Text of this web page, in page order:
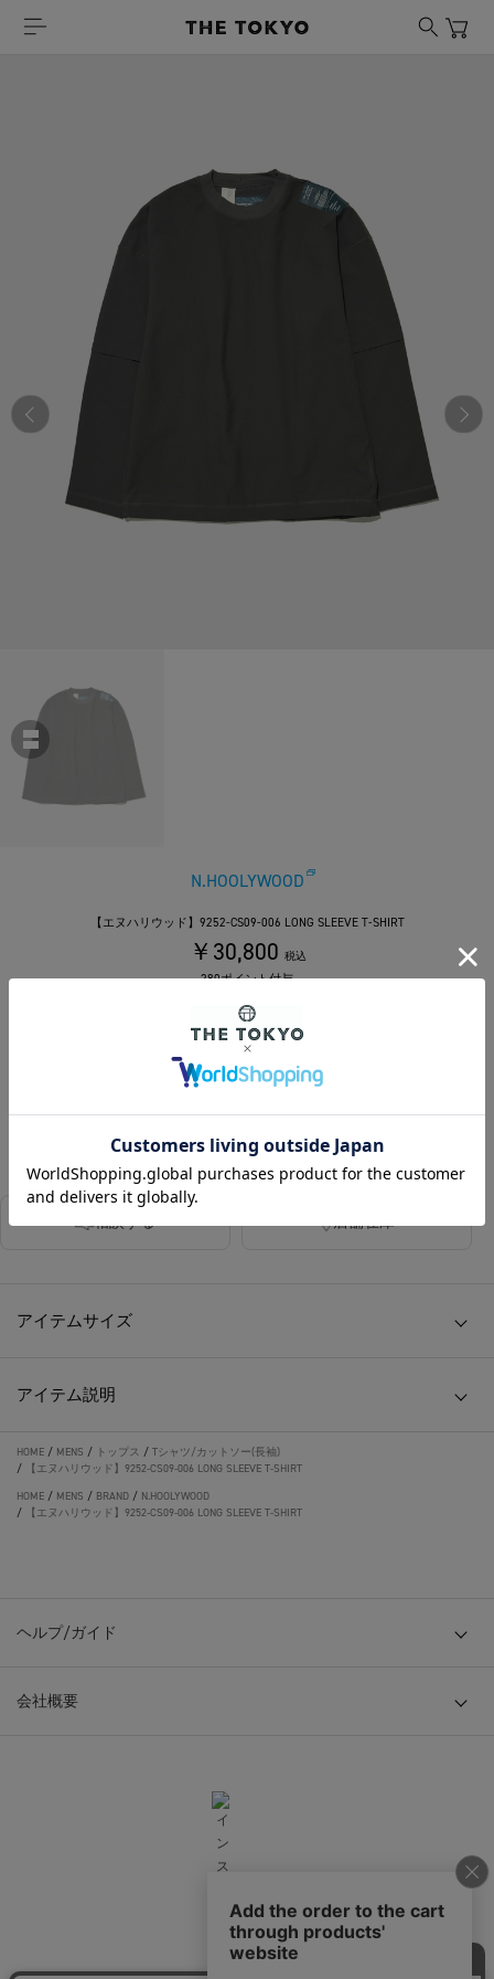
N.HOOLYWOOD
【エヌハリウッド】9252-CS09-006 LONG SLEEVE T-SHIRT
￥30,800 税込
280ポイント付与
カラー
相談する 店舗在庫
アイテムサイズ
アイテム説明
HOME / MENS / トップス / Tシャツ/カットソー(長袖)
/
【エヌハリウッド】9252-CS09-006 LONG SLEEVE T-SHIRT
HOME / MENS / BRAND / N.HOOLYWOOD
/
【エヌハリウッド】9252-CS09-006 LONG SLEEVE T-SHIRT
ヘルプ/ガイド
会社概要